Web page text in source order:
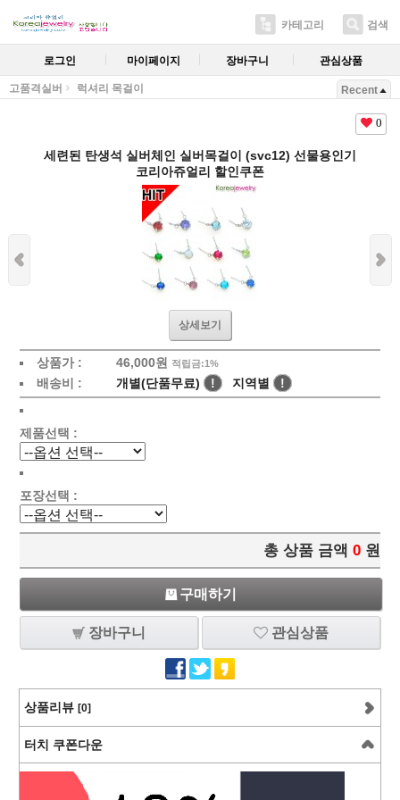
카테고리 검색
로그인 마이페이지 장바구니 관심상품
고품격실버 럭셔리 목걸이 Recent
0
세련된 탄생석 실버체인 실버목걸이 (svc12) 선물용인기
코리아쥬얼리 할인쿠폰
상세보기
상품가 : 46,000원 적립금:1%
배송비 : 개별(단품무료) ! 지역별 !
제품선택 :
포장선택 :
총 상품 금액 0 원
구매하기
장바구니 관심상품
상품리뷰 [0]
터치 쿠폰다운